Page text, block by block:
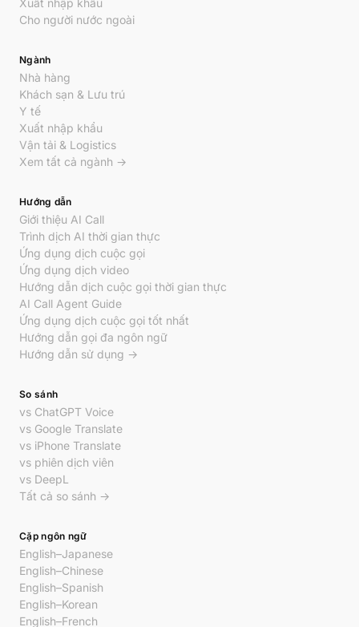
Xuất nhập khẩu
Cho người nước ngoài
Ngành
Nhà hàng
Khách sạn & Lưu trú
Y tế
Xuất nhập khẩu
Vận tải & Logistics
Xem tất cả ngành →
Hướng dẫn
Giới thiệu AI Call
Trình dịch AI thời gian thực
Ứng dụng dịch cuộc gọi
Ứng dụng dịch video
Hướng dẫn dịch cuộc gọi thời gian thực
AI Call Agent Guide
Ứng dụng dịch cuộc gọi tốt nhất
Hướng dẫn gọi đa ngôn ngữ
Hướng dẫn sử dụng →
So sánh
vs ChatGPT Voice
vs Google Translate
vs iPhone Translate
vs phiên dịch viên
vs DeepL
Tất cả so sánh →
Cặp ngôn ngữ
English–Japanese
English–Chinese
English–Spanish
English–Korean
English–French